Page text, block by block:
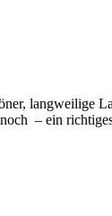
langweilige
– ein